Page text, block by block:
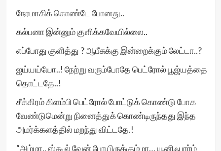
நேரமாகிக் கொண்டே போனது..
கல்பனா இன்னும் குளிக்கவேயில்லை..
எப்போது குளித்து ? ஆபீசுக்கு இன்றைக்கும் லேட்டா..?
ஐய்யய்யோ..! நேற்று வரும்போதே பெட்ரோல் பூஜ்யத்தை
தொட்டதே..!
சீக்கிரம் கிளம்பி பெட்ரோல் போட்டுக் கொண்டு போக
வேண்டுமென்று நினைத்துக் கொண்டிருந்தது இந்த
அமர்க்களத்தில் மறந்து விட்டதே.!
“அம்மா.. ஸ்கூல் வேன் போயிருக்கும்மா… யூனிஃபார்ம்